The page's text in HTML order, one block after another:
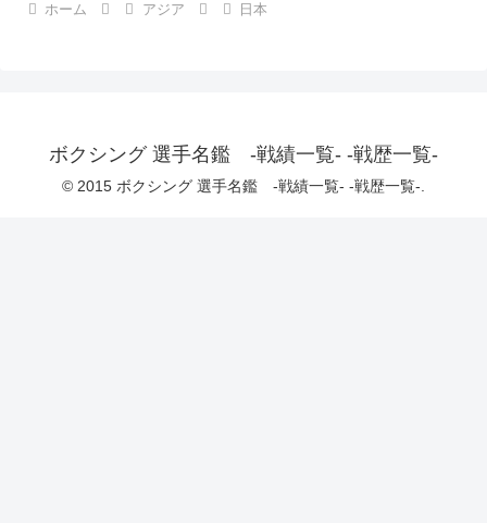
ホーム アジア 日本
ボクシング 選手名鑑 -戦績一覧- -戦歴一覧-
© 2015 ボクシング 選手名鑑 -戦績一覧- -戦歴一覧-.